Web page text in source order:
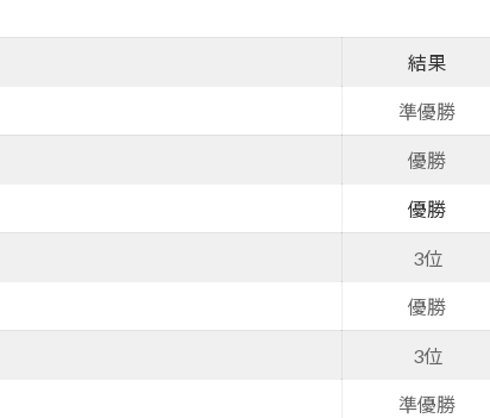
結果
準優勝
優勝
優勝
3位
優勝
3位
準優勝